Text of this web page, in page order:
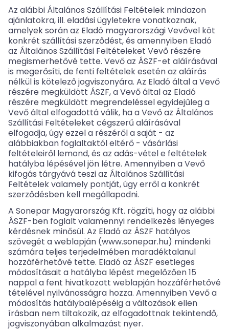
Az alábbi Általános Szállítási Feltételek mindazon
ajánlatokra, ill. eladási ügyletekre vonatkoznak,
amelyek során az Eladó magyarországi Vevővel köt
konkrét szállítási szerződést, és amennyiben Eladó
az Általános Szállítási Feltételeket Vevő részére
megismerhetővé tette. Vevő az ÁSZF-et aláírásával
is megerősíti, de fenti feltételek esetén az aláírás
nélkül is kötelező jogviszonyára. Az Eladó által a Vevő
részére megküldött ÁSZF, a Vevő által az Eladó
részére megküldött megrendeléssel egyidejűleg a
Vevő által elfogadottá válik, ha a Vevő az Általános
Szállítási Feltételeket cégszerű aláírásával
elfogadja, úgy ezzel a részéről a saját - az
alábbiakban foglaltaktól eltérő - vásárlási
feltételeiről lemond, és az adás-vétel e feltételek
hatályba lépésével jön létre. Amennyiben a Vevő
kifogás tárgyává teszi az Általános Szállítási
Feltételek valamely pontját, úgy erről a konkrét
szerződésben kell megállapodni.
A Sonepar Magyarország Kft. rögzíti, hogy az alábbi
ÁSZF-ben foglalt valamennyi rendelkezés lényeges
kérdésnek minősül. Az Eladó az ÁSZF hatályos
szövegét a weblapján (www.sonepar.hu) mindenki
számára teljes terjedelmében maradéktalanul
hozzáférhetővé tette. Eladó az ÁSZF esetleges
módosításait a hatályba lépést megelőzően 15
nappal a fent hivatkozott weblapján hozzáférhetővé
tételével nyilvánosságra hozza. Amennyiben Vevő a
módosítás hatálybalépéséig a változások ellen
írásban nem tiltakozik, az elfogadottnak tekintendő,
jogviszonyában alkalmazást nyer.